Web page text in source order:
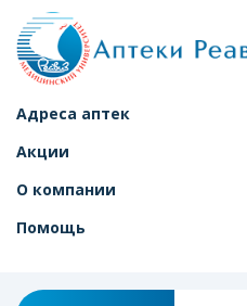
Адреса аптек
Акции
О компании
Помощь